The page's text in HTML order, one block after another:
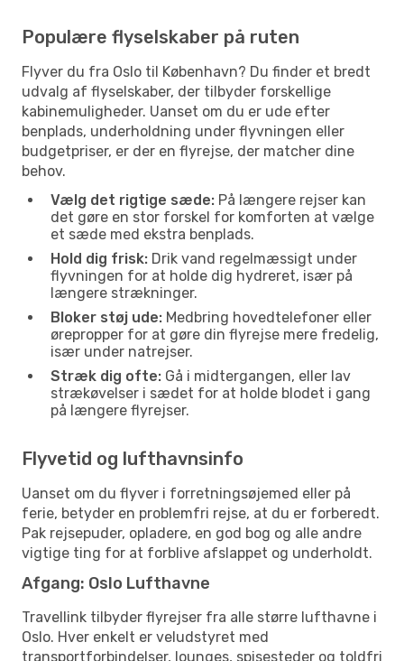
Populære flyselskaber på ruten
Flyver du fra Oslo til København? Du finder et bredt
udvalg af flyselskaber, der tilbyder forskellige
kabinemuligheder. Uanset om du er ude efter
benplads, underholdning under flyvningen eller
budgetpriser, er der en flyrejse, der matcher dine
behov.
Vælg det rigtige sæde: På længere rejser kan
det gøre en stor forskel for komforten at vælge
et sæde med ekstra benplads.
Hold dig frisk: Drik vand regelmæssigt under
flyvningen for at holde dig hydreret, især på
længere strækninger.
Bloker støj ude: Medbring hovedtelefoner eller
ørepropper for at gøre din flyrejse mere fredelig,
især under natrejser.
Stræk dig ofte: Gå i midtergangen, eller lav
strækøvelser i sædet for at holde blodet i gang
på længere flyrejser.
Flyvetid og lufthavnsinfo
Uanset om du flyver i forretningsøjemed eller på
ferie, betyder en problemfri rejse, at du er forberedt.
Pak rejsepuder, opladere, en god bog og alle andre
vigtige ting for at forblive afslappet og underholdt.
Afgang: Oslo Lufthavne
Travellink tilbyder flyrejser fra alle større lufthavne i
Oslo. Hver enkelt er veludstyret med
transportforbindelser, lounges, spisesteder og toldfri